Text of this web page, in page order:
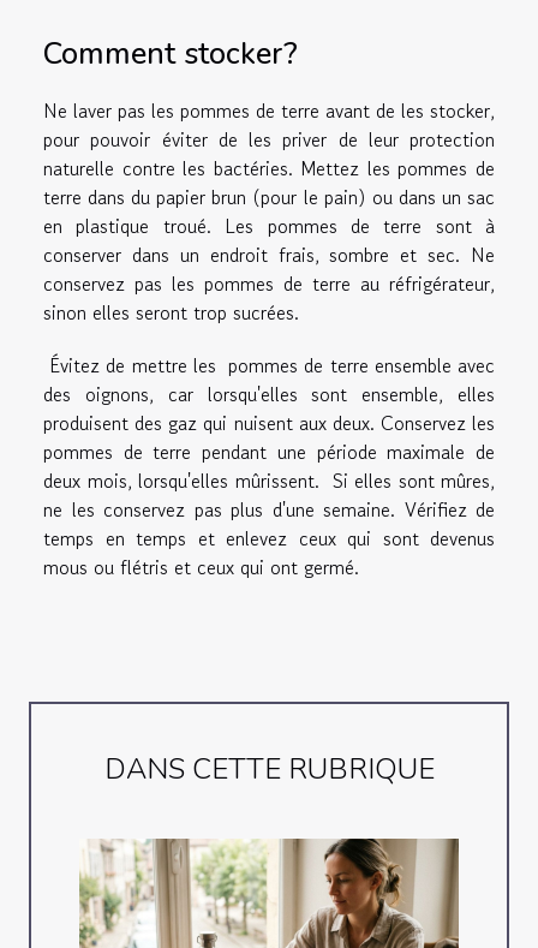
Comment stocker?
Ne laver pas les pommes de terre avant de les stocker,
pour pouvoir éviter de les priver de leur protection
naturelle contre les bactéries. Mettez les pommes de
terre dans du papier brun (pour le pain) ou dans un sac
en plastique troué. Les pommes de terre sont à
conserver dans un endroit frais, sombre et sec. Ne
conservez pas les pommes de terre au réfrigérateur,
sinon elles seront trop sucrées.
Évitez de mettre les pommes de terre ensemble avec
des oignons, car lorsqu'elles sont ensemble, elles
produisent des gaz qui nuisent aux deux. Conservez les
pommes de terre pendant une période maximale de
deux mois, lorsqu'elles mûrissent. Si elles sont mûres,
ne les conservez pas plus d'une semaine. Vérifiez de
temps en temps et enlevez ceux qui sont devenus
mous ou flétris et ceux qui ont germé.
DANS CETTE RUBRIQUE